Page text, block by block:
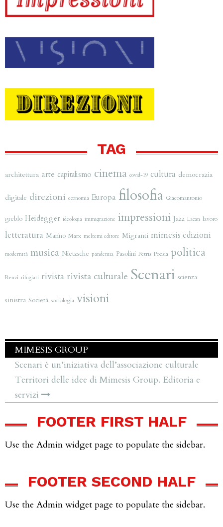
TAG
architettura arte capitalismo cinema covid-19 cultura democrazia
digitale direzioni economia Europa filosofia Giacomantonio
greblo Heidegger ideologia immigrazione impressioni Jazz Lacan lavoro
letteratura Marino Marx meltemi editore Migranti mimesis edizioni
modernità musica Nietzsche pandemia Pasolini Petris Poesia politica
Renzi rifugiati rivista rivista culturale Scenari scienza
sinistra Società sociologia visioni
MIMESIS GROUP
Scenari è un’iniziativa dell’associazione culturale
Territori delle idee di Mimesis Group. Editoria e
servizi
FOOTER FIRST HALF
Use the Admin widget page to populate the sidebar.
FOOTER SECOND HALF
Use the Admin widget page to populate the sidebar.